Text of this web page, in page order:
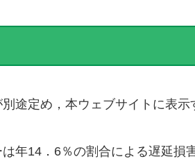
途定め，本ウェブサイトに表
年14．6％の割合による遅延損